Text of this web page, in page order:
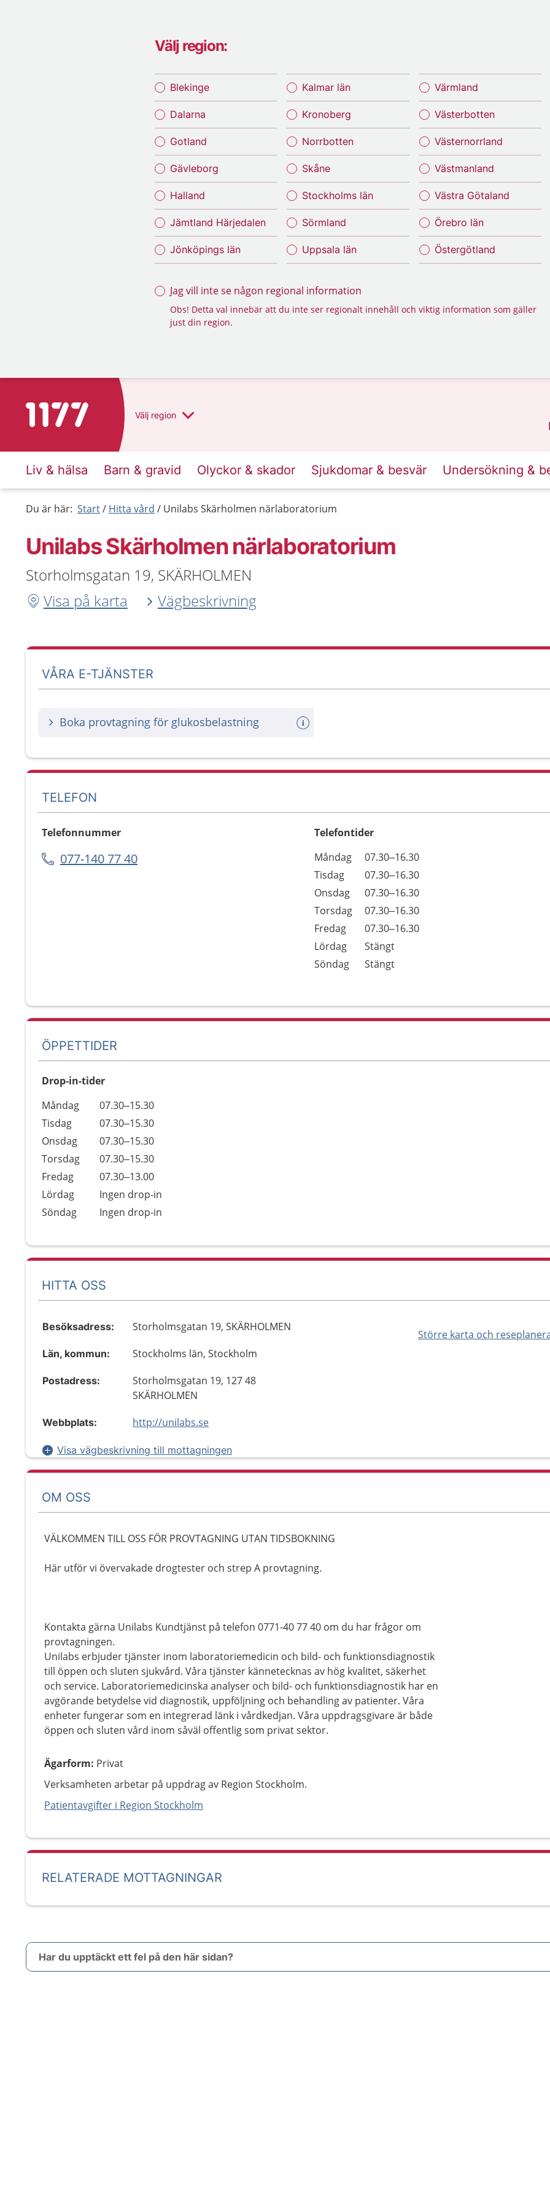
Välj region:
Blekinge
Dalarna
Gotland
Gävleborg
Halland
Jämtland Härjedalen
Jönköpings län
Kalmar län
Kronoberg
Norrbotten
Skåne
Stockholms län
Sörmland
Uppsala län
Värmland
Västerbotten
Västernorrland
Västmanland
Västra Götaland
Örebro län
Östergötland
Jag vill inte se någon regional information
Obs! Detta val innebär att du inte ser regionalt innehåll och viktig information som gäller
just din region.
Till startsidan för 1177 Välj region
Liv & hälsa Barn & gravid Olyckor & skador Sjukdomar & besvär Undersökning &
Du är här: Start Hitta vård Unilabs Skärholmen närlaboratorium
Unilabs Skärholmen närlaboratorium
Storholmsgatan 19, SKÄRHOLMEN
Visa på karta
Vägbeskrivning
VÅRA E-TJÄNSTER
Boka provtagning för glukosbelastning
TELEFON
Telefonnummer
077-140 77 40
Telefontider
Dag
Öppettider
Kommentarer
Måndag
07.30–16.30
Tisdag
07.30–16.30
Onsdag
07.30–16.30
Torsdag
07.30–16.30
Fredag
07.30–16.30
Lördag
Stängt
Söndag
Stängt
ÖPPETTIDER
Drop-in-tider
Måndag
07.30–15.30
Tisdag
07.30–15.30
Onsdag
07.30–15.30
Torsdag
07.30–15.30
Fredag
07.30–13.00
Lördag
Ingen drop-in
Söndag
Ingen drop-in
HITTA OSS
Större karta och
Besöksadress: Storholmsgatan 19, SKÄRHOLMEN
Län, kommun: Stockholms län, Stockholm
Postadress:
Storholmsgatan 19, 127 48
SKÄRHOLMEN
Webbplats: http://unilabs.se
Visa vägbeskrivning till mottagningen
OM OSS
VÄLKOMMEN TILL OSS FÖR PROVTAGNING UTAN TIDSBOKNING
Här utför vi övervakade drogtester och strep A provtagning.
Kontakta gärna Unilabs Kundtjänst på telefon 0771-40 77 40 om du har frågor om
provtagningen.
Unilabs erbjuder tjänster inom laboratoriemedicin och bild- och funktionsdiagnostik
till öppen och sluten sjukvård. Våra tjänster kännetecknas av hög kvalitet, säkerhet
och service. Laboratoriemedicinska analyser och bild- och funktionsdiagnostik har en
avgörande betydelse vid diagnostik, uppföljning och behandling av patienter. Våra
enheter fungerar som en integrerad länk i vårdkedjan. Våra uppdragsgivare är både
öppen och sluten vård inom såväl offentlig som privat sektor.
Ägarform: Privat
Verksamheten arbetar på uppdrag av Region Stockholm.
Patientavgifter i Region Stockholm
RELATERADE MOTTAGNINGAR
Har du upptäckt ett fel på den här sidan?